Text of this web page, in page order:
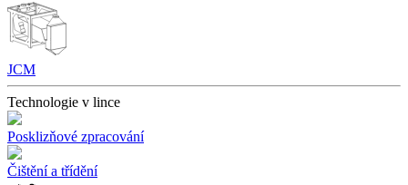
JCM
Technologie v lince
Posklizňové zpracování
Čištění a třídění